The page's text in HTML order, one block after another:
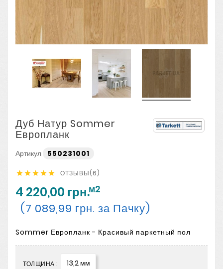
Дуб Натур Sommer
Европланк
Артикул 550231001
     ОТЗЫВЫ(6)
4 220,00 грн.м2
(7 089,99 грн. за Пачку)
Sommer Европланк - Красивый паркетный пол
ТОЛЩИНА : 13,2 мм